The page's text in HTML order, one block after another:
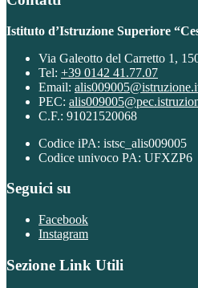
Istituto d’Istruzione Superiore
Via Galeotto del Carretto 1,
Tel: +39 0142 41.77.07
Email:
PEC:
C.F.: 91021520068
Codice iPA: istsc_alis009005
Codice univoco PA: UFXZP6
Seguici su
Facebook
Instagram
Sezione Link Utili